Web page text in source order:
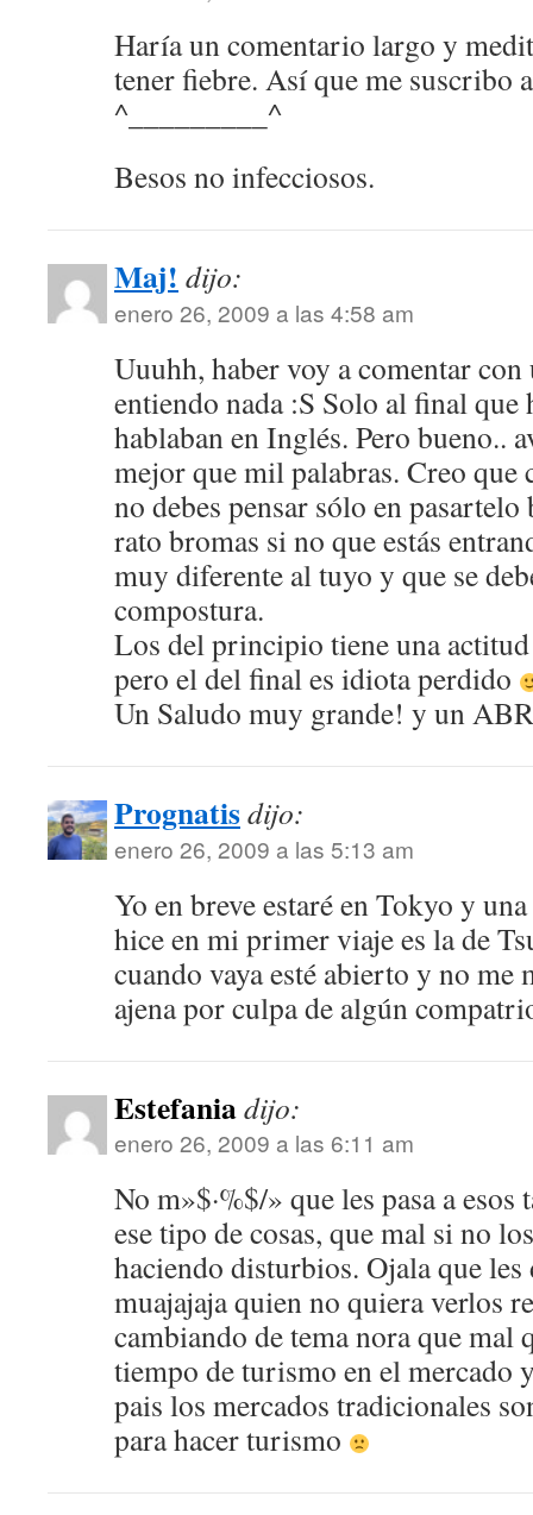
Haría un comentario largo y
tener fiebre. Así que me suscribo
^_________^
Besos no infecciosos.
Maj! dijo:
enero 26, 2009 a las 4:58 am
Uuuhh, haber voy a comentar con
entiendo nada :S Solo al final que
hablaban en Inglés. Pero bueno..
mejor que mil palabras. Creo que
no debes pensar sólo en
rato bromas si no que estás
muy diferente al tuyo y que se
compostura.
Los del principio tiene una
pero el del final es idiota perdido
Un Saludo muy grande! y un
Prognatisdijo:
enero 26, 2009 a las 5:13 am
Yo en breve estaré en Tokyo y
hice en mi primer viaje es la de
cuando vaya esté abierto y no me
ajena por culpa de algún
Estefaniadijo:
enero 26, 2009 a las 6:11 am
No m»$·%$/» que les pasa a
ese tipo de cosas, que mal si no
haciendo disturbios. Ojala que les
muajajaja quien no quiera verlos
cambiando de tema nora que mal
tiempo de turismo en el mercado
pais los mercados tradicionales
para hacer turismo